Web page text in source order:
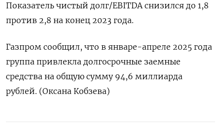
Показатель чистый долг/EBITDA снизился до 1,8
против 2,8 на конец 2023 года.
Газпром сообщил, что в январе-апреле 2025 года
группа привлекла долгосрочные заемные
средства на общую сумму 94,6 миллиарда
рублей. (Оксана Кобзева)